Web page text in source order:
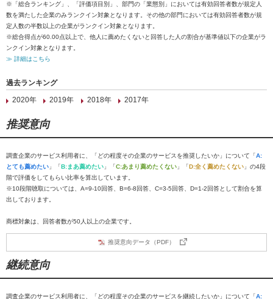
※「総合ランキング」、「評価項目別」、部門の「業態別」においては有効回答者数が規定人
数を満たした企業のみランクイン対象となります。その他の部門においては有効回答者数が規
定人数の半数以上の企業がランクイン対象となります。
※総合得点が60.00点以上で、他人に薦めたくないと回答した人の割合が基準値以下の企業がラ
ンクイン対象となります。
≫ 詳細はこちら
過去ランキング
2020年
2019年 2018年 2017年
推奨意向
調査企業のサービス利用者に、「どの程度その企業のサービスを推奨したいか」について「A:
とても薦めたい 」「B:まあ薦めたい 」「C:あまり薦めたくない 」「D:全く薦めたくない 」の4段
階で評価をしてもらい比率を算出しています。
※10段階聴取については、A=9-10回答、B=6-8回答、C=3-5回答、D=1-2回答として割合を算
出しております。
商標対象は、回答者数が50人以上の企業です。
推奨意向データ（PDF）
継続意向
調査企業のサービス利用者に、「どの程度その企業のサービスを継続したいか」について「A: